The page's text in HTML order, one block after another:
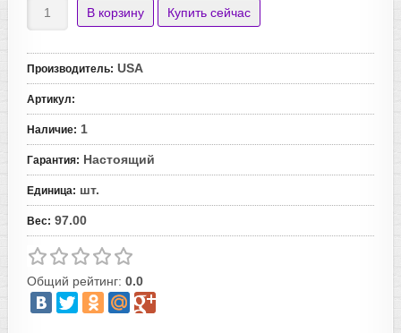
Производитель: USA
Артикул:
Наличие: 1
Гарантия: Настоящий
Единица: шт.
Вес: 97.00
Общий рейтинг: 0.0